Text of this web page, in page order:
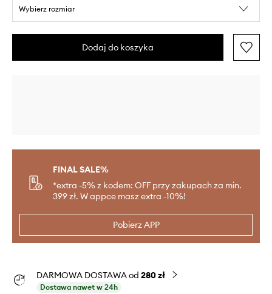
Wybierz rozmiar
Dodaj do koszyka
FINAL SALE%
*extra -5% z kodem: OFF przy zakupach za min.
399 zł. W appce masz extra -10%!
Pobierz APP
DARMOWA DOSTAWA od 280 zł
Dostawa nawet w 24h